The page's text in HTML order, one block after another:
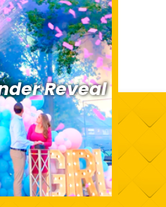
Reveal